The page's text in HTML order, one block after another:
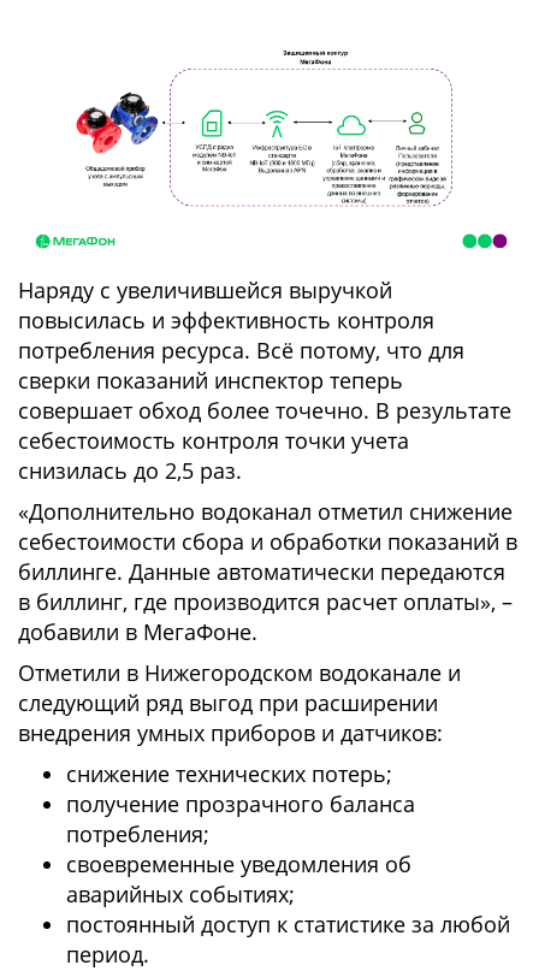
Наряду с увеличившейся выручкой
повысилась и эффективность контроля
потребления ресурса. Всё потому, что для
сверки показаний инспектор теперь
совершает обход более точечно. В результате
себестоимость контроля точки учета
снизилась до 2,5 раз.
«Дополнительно водоканал отметил снижение
себестоимости сбора и обработки показаний в
биллинге. Данные автоматически передаются
в биллинг, где производится расчет оплаты», –
добавили в МегаФоне.
Отметили в Нижегородском водоканале и
следующий ряд выгод при расширении
внедрения умных приборов и датчиков:
снижение технических потерь;
получение прозрачного баланса
потребления;
своевременные уведомления об
аварийных событиях;
постоянный доступ к статистике за любой
период.